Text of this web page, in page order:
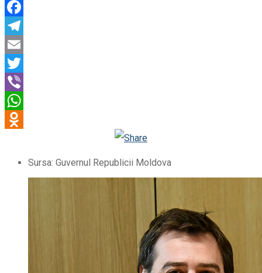
Odnoklassniki
Sursa: Guvernul Republicii Moldova